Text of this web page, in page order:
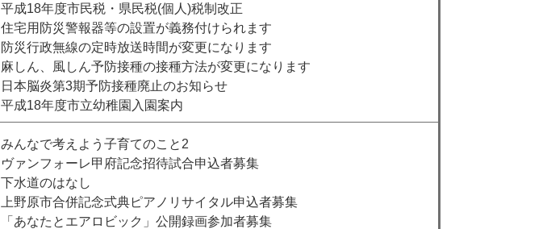
平成18年度市民税・県民税(個人)税制改正
住宅用防災警報器等の設置が義務付けられます
防災行政無線の定時放送時間が変更になります
麻しん、風しん予防接種の接種方法が変更になります
日本脳炎第3期予防接種廃止のお知らせ
平成18年度市立幼稚園入園案内
みんなで考えよう子育てのこと2
ヴァンフォーレ甲府記念招待試合申込者募集
下水道のはなし
上野原市合併記念式典ピアノリサイタル申込者募集
「あなたとエアロビック」公開録画参加者募集